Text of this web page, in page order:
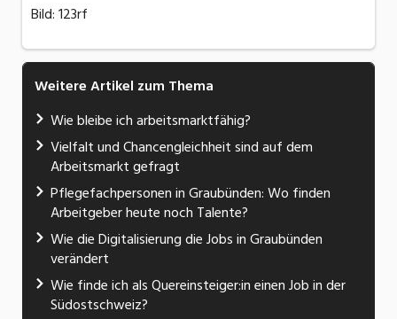
Bild: 123rf
Weitere Artikel zum Thema
Wie bleibe ich arbeitsmarktfähig?
Vielfalt und Chancengleichheit sind auf dem
Arbeitsmarkt gefragt
Pflegefachpersonen in Graubünden: Wo finden
Arbeitgeber heute noch Talente?
Wie die Digitalisierung die Jobs in Graubünden
verändert
Wie finde ich als Quereinsteiger:in einen Job in der
Südostschweiz?